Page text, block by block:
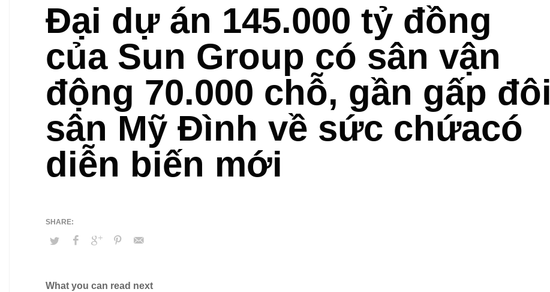
Đại dự án 145.000 tỷ đồng
của Sun Group có sân vận
động 70.000 chỗ, gần gấp đôi
sân Mỹ Đình về sức chứacó
diễn biến mới
What you can read next